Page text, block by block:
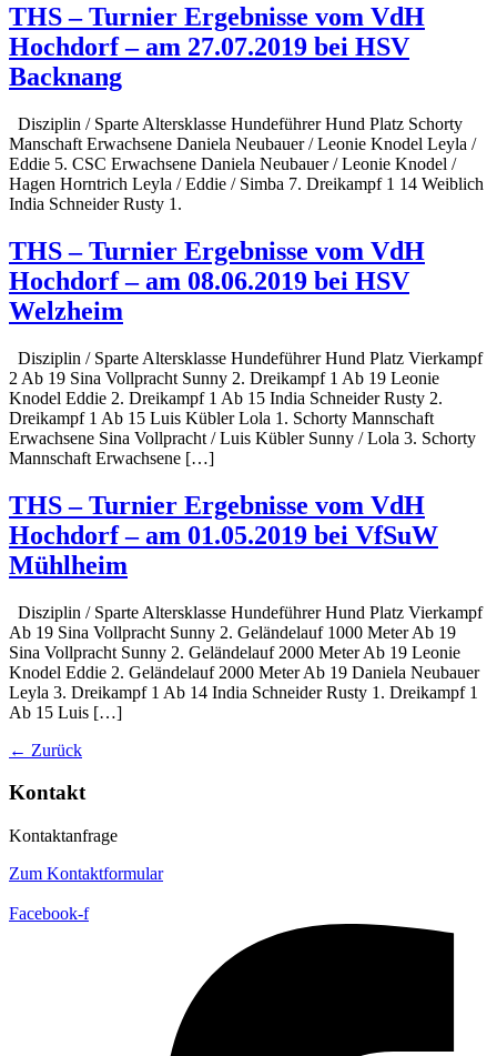
THS – Turnier Ergebnisse vom VdH
Hochdorf – am 27.07.2019 bei HSV
Backnang
Disziplin / Sparte Altersklasse Hundeführer Hund Platz Schorty
Manschaft Erwachsene Daniela Neubauer / Leonie Knodel Leyla /
Eddie 5. CSC Erwachsene Daniela Neubauer / Leonie Knodel /
Hagen Horntrich Leyla / Eddie / Simba 7. Dreikampf 1 14 Weiblich
India Schneider Rusty 1.
THS – Turnier Ergebnisse vom VdH
Hochdorf – am 08.06.2019 bei HSV
Welzheim
Disziplin / Sparte Altersklasse Hundeführer Hund Platz Vierkampf
2 Ab 19 Sina Vollpracht Sunny 2. Dreikampf 1 Ab 19 Leonie
Knodel Eddie 2. Dreikampf 1 Ab 15 India Schneider Rusty 2.
Dreikampf 1 Ab 15 Luis Kübler Lola 1. Schorty Mannschaft
Erwachsene Sina Vollpracht / Luis Kübler Sunny / Lola 3. Schorty
Mannschaft Erwachsene […]
THS – Turnier Ergebnisse vom VdH
Hochdorf – am 01.05.2019 bei VfSuW
Mühlheim
Disziplin / Sparte Altersklasse Hundeführer Hund Platz Vierkampf
Ab 19 Sina Vollpracht Sunny 2. Geländelauf 1000 Meter Ab 19
Sina Vollpracht Sunny 2. Geländelauf 2000 Meter Ab 19 Leonie
Knodel Eddie 2. Geländelauf 2000 Meter Ab 19 Daniela Neubauer
Leyla 3. Dreikampf 1 Ab 14 India Schneider Rusty 1. Dreikampf 1
Ab 15 Luis […]
← Zurück
Kontakt
Kontaktanfrage
Zum Kontaktformular
Facebook-f